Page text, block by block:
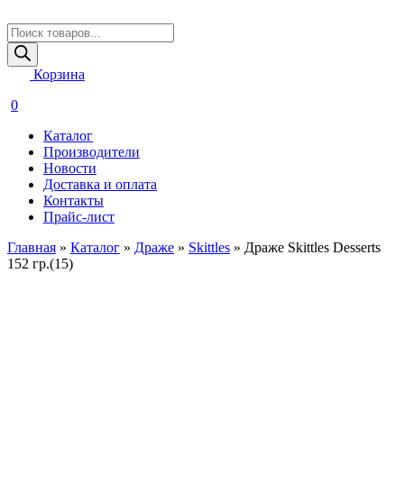
Поиск
товаров
Корзина
0
Каталог
Производители
Новости
Доставка и оплата
Контакты
Прайс-лист
Главная » Каталог » Драже » Skittles » Драже Skittles Desserts
152 гр.(15)